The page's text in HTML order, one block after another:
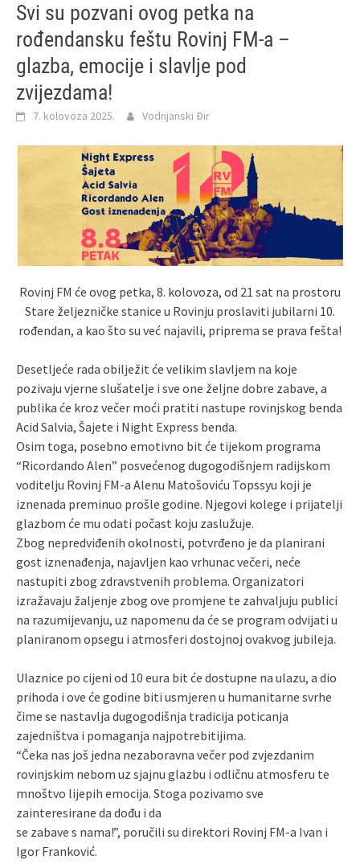
Svi su pozvani ovog petka na
rođendansku feštu Rovinj FM-a –
glazba, emocije i slavlje pod
zvijezdama!
7. kolovoza 2025. Vodnjanski Đir
Rovinj FM će ovog petka, 8. kolovoza, od 21 sat na prostoru
Stare željezničke stanice u Rovinju proslaviti jubilarni 10.
rođendan, a kao što su već najavili, priprema se prava fešta!
Desetljeće rada obilježit će velikim slavljem na koje
pozivaju vjerne slušatelje i sve one željne dobre zabave, a
publika će kroz večer moći pratiti nastupe rovinjskog benda
Acid Salvia, Šajete i Night Express benda.
Osim toga, posebno emotivno bit će tijekom programa
“Ricordando Alen” posvećenog dugogodišnjem radijskom
voditelju Rovinj FM-a Alenu Matošoviću Topssyu koji je
iznenada preminuo prošle godine. Njegovi kolege i prijatelji
glazbom će mu odati počast koju zaslužuje.
Zbog nepredviđenih okolnosti, potvrđeno je da planirani
gost iznenađenja, najavljen kao vrhunac večeri, neće
nastupiti zbog zdravstvenih problema. Organizatori
izražavaju žaljenje zbog ove promjene te zahvaljuju publici
na razumijevanju, uz napomenu da će se program odvijati u
planiranom opsegu i atmosferi dostojnoj ovakvog jubileja.
Ulaznice po cijeni od 10 eura bit će dostupne na ulazu, a dio
prihoda i ove će godine biti usmjeren u humanitarne svrhe
čime se nastavlja dugogodišnja tradicija poticanja
zajedništva i pomaganja najpotrebitijima.
“Čeka nas još jedna nezaboravna večer pod zvjezdanim
rovinjskim nebom uz sjajnu glazbu i odličnu atmosferu te
mnoštvo lijepih emocija. Stoga pozivamo sve
zainteresirane da dođu i da
se zabave s nama!”, poručili su direktori Rovinj FM-a Ivan i
Igor Franković.